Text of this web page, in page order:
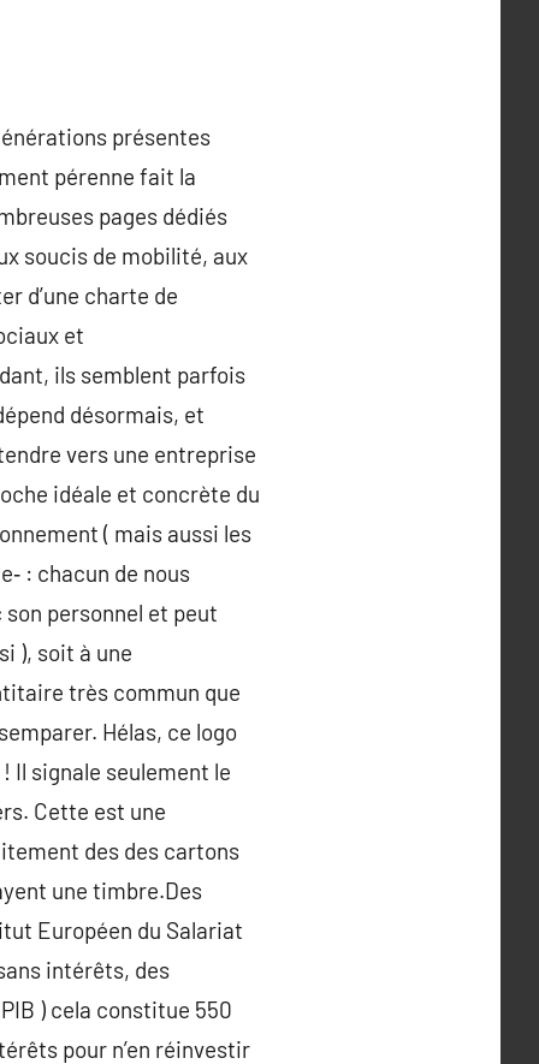
présentes
pérenne fait la
pages dédiés
soucis de mobilité, aux
d’une charte de
et
ils semblent parfois
désormais, et
vers une entreprise
idéale et concrète du
( mais aussi les
: chacun de nous
son personnel et peut
), soit à une
très commun que
Hélas, ce logo
Il signale seulement le
Cette est une
des des cartons
une timbre.Des
Européen du Salariat
intérêts, des
) cela constitue 550
pour n’en réinvestir